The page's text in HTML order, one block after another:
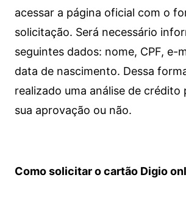
acessar a página oficial com o
solicitação. Será necessário
seguintes dados: nome, CPF, e-
data de nascimento. Dessa
realizado uma análise de crédito
sua aprovação ou não.
Como solicitar o cartão Digio